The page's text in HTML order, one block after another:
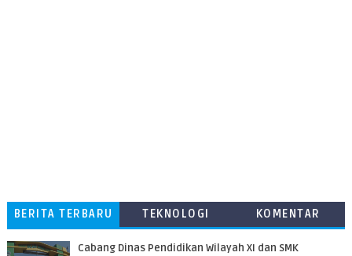
BERITA TERBARU TEKNOLOGI
KOMENTAR
Cabang Dinas Pendidikan Wilayah XI dan SMK